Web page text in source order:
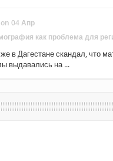
on 04 Апр
как проблема для
в Дагестане скандал, что
выдавались на ...